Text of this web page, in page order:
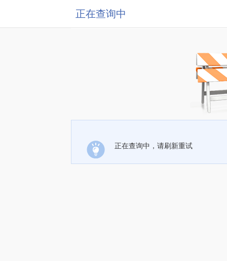
正在查询中
正在查询中，请刷新重试